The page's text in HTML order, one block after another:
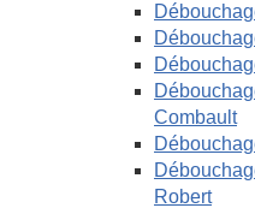
Combault
Robert